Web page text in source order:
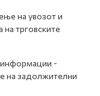
на увозот и
трговските
-
на задолжителни